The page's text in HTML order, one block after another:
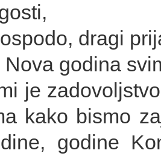
dragi
Nova godina
je
kako bismo
godine